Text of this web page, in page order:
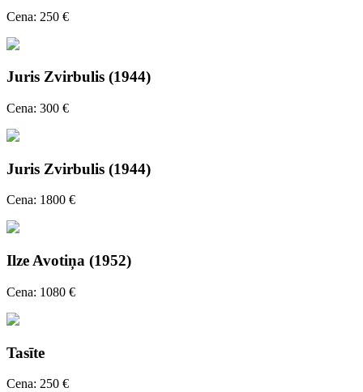
Cena: 250 €
Juris Zvirbulis (1944)
Cena: 300 €
Juris Zvirbulis (1944)
Cena: 1800 €
Ilze Avotiņa (1952)
Cena: 1080 €
Tasīte
Cena: 250 €